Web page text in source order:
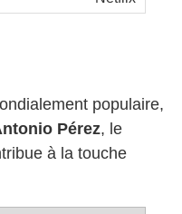
populaire,
Pérez, le
à la touche